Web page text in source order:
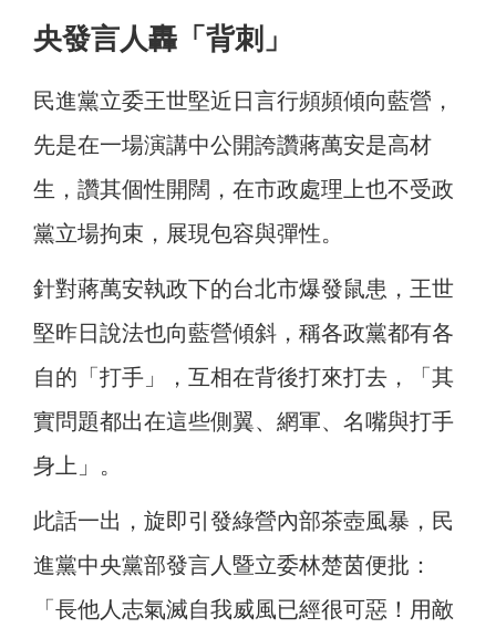
央發言人轟「背刺」
民進黨立委王世堅近日言行頻頻傾向藍營，
先是在一場演講中公開誇讚蔣萬安是高材
生，讚其個性開闊，在市政處理上也不受政
黨立場拘束，展現包容與彈性。
針對蔣萬安執政下的台北市爆發鼠患，王世
堅昨日說法也向藍營傾斜，稱各政黨都有各
自的「打手」，互相在背後打來打去，「其
實問題都出在這些側翼、網軍、名嘴與打手
身上」。
此話一出，旋即引發綠營內部茶壺風暴，民
進黨中央黨部發言人暨立委林楚茵便批：
「長他人志氣滅自我威風已經很可惡！用敵